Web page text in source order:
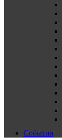
События